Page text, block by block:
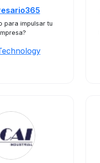
para impulsar tu